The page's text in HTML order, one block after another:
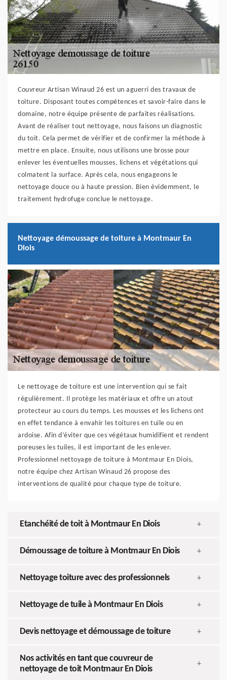
Couvreur Artisan Winaud 26 est un aguerri des travaux de
toiture. Disposant toutes compétences et savoir-faire dans le
domaine, notre équipe présente de parfaites réalisations.
Avant de réaliser tout nettoyage, nous faisons un diagnostic
du toit. Cela permet de vérifier et de confirmer la méthode à
mettre en place. Ensuite, nous utilisons une brosse pour
enlever les éventuelles mousses, lichens et végétations qui
colmatent la surface. Après cela, nous engageons le
nettoyage douce ou à haute pression. Bien évidemment, le
traitement hydrofuge conclue le nettoyage.
Nettoyage démoussage de toiture à Montmaur En
Diois
Le nettoyage de toiture est une intervention qui se fait
régulièrement. Il protège les matériaux et offre un atout
protecteur au cours du temps. Les mousses et les lichens ont
en effet tendance à envahir les toitures en tuile ou en
ardoise. Afin d’éviter que ces végétaux humidifient et rendent
poreuses les tuiles, il est important de les enlever.
Professionnel nettoyage de toiture à Montmaur En Diois,
notre équipe chez Artisan Winaud 26 propose des
interventions de qualité pour chaque type de toiture.
Etanchéité de toit à Montmaur En Diois +
Démoussage de toiture à Montmaur En Diois +
Nettoyage toiture avec des professionnels +
Nettoyage de tuile à Montmaur En Diois +
Devis nettoyage et démoussage de toiture +
Nos activités en tant que couvreur de
nettoyage de toit Montmaur En Diois
+